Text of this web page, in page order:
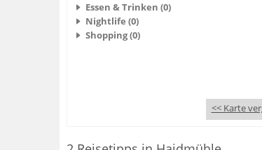
Essen & Trinken (0)
Nightlife (0)
Shopping (0)
<< Karte